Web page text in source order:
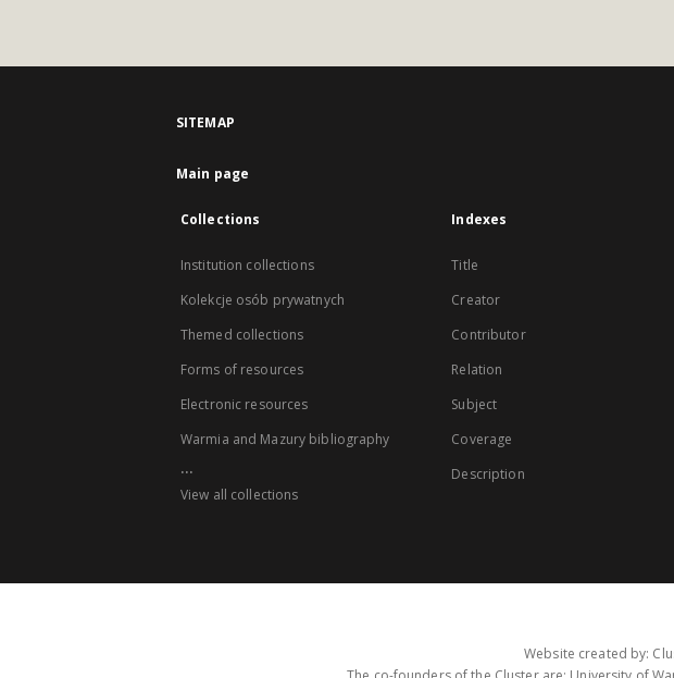
SITEMAP
Main page
Collections
Institution collections
Kolekcje osób prywatnych
Themed collections
Forms of resources
Electronic resources
Warmia and Mazury bibliography
...
View all collections
Indexes
Title
Creator
Contributor
Relation
Subject
Coverage
Description
Website created by: